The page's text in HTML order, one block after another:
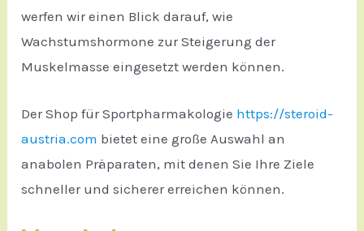
werfen wir einen Blick darauf, wie
Wachstumshormone zur Steigerung der
Muskelmasse eingesetzt werden können.
Der Shop für Sportpharmakologie https://steroid-
austria.com bietet eine große Auswahl an
anabolen Präparaten, mit denen Sie Ihre Ziele
schneller und sicherer erreichen können.